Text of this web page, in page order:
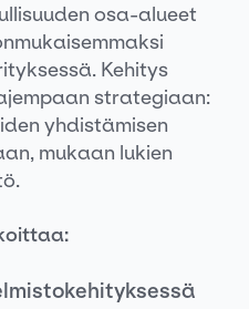
osa-alueet
Kehitys
strategiaan:
yhdistämisen
mukaan lukien